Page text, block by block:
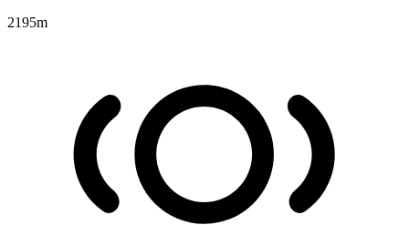
2195m